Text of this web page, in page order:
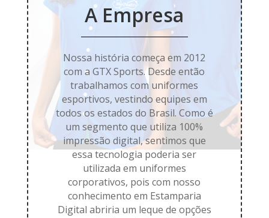
A Empresa
Nossa história começa em 2012
com a GTX Sports. Desde então
trabalhamos com uniformes
esportivos, vestindo equipes em
todos os estados do Brasil. Como é
um segmento que utiliza 100%
impressão digital, sentimos que
essa tecnologia poderia ser
utilizada em uniformes
corporativos, pois com nosso
conhecimento em Estamparia
Digital abriria um leque de opções